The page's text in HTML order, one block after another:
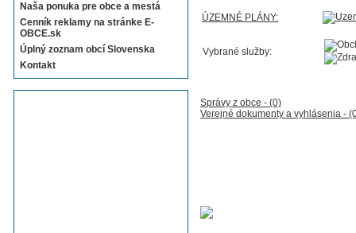
Naša ponuka pre obce a mestá
Cenník reklamy na stránke E-
OBCE.sk
Úplný zoznam obcí Slovenska
Kontakt
ÚZEMNÉ PLÁNY:
Vybrané služby:
Správy z obce - (0)
Verejné dokumenty a vyhlásenia -